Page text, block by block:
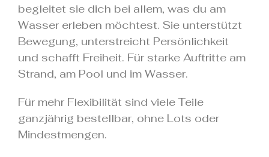
begleitet sie dich bei allem, was du am
Wasser erleben möchtest. Sie unterstützt
Bewegung, unterstreicht Persönlichkeit
und schafft Freiheit. Für starke Auftritte am
Strand, am Pool und im Wasser.
Für mehr Flexibilität sind viele Teile
ganzjährig bestellbar, ohne Lots oder
Mindestmengen.